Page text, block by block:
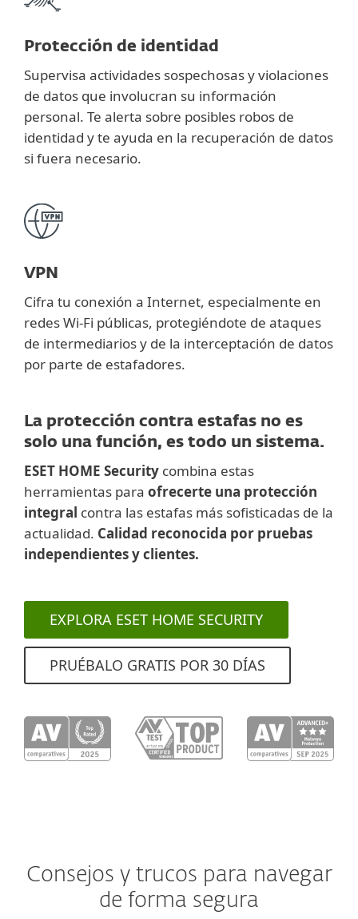
Protección de identidad
Supervisa actividades sospechosas y violaciones
de datos que involucran su información
personal. Te alerta sobre posibles robos de
identidad y te ayuda en la recuperación de datos
si fuera necesario.
VPN
Cifra tu conexión a Internet, especialmente en
redes Wi-Fi públicas, protegiéndote de ataques
de intermediarios y de la interceptación de datos
por parte de estafadores.
La protección contra estafas no es
solo una función, es todo un sistema.
ESET HOME Security combina estas
herramientas para ofrecerte una protección
integral contra las estafas más sofisticadas de la
actualidad. Calidad reconocida por pruebas
independientes y clientes.
EXPLORA ESET HOME SECURITY
PRUÉBALO GRATIS POR 30 DÍAS
Consejos y trucos para navegar
de forma segura